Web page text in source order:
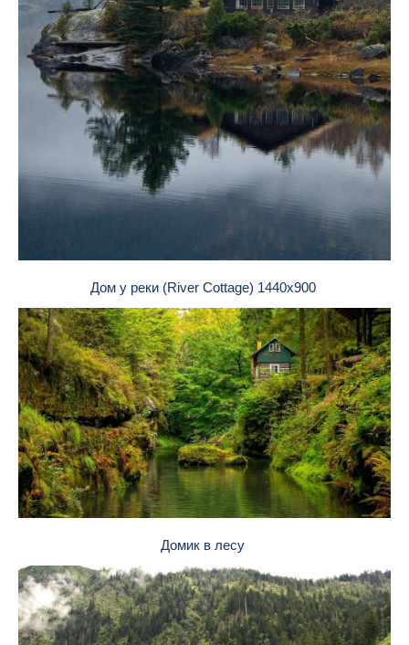
Дом у реки (River Cottage) 1440х900
Домик в лесу